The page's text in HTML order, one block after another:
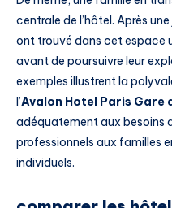
centrale de l’hôtel. Après
ont trouvé dans cet espace
avant de poursuivre leur
exemples illustrent la
l’Avalon Hotel Paris Gare
adéquatement aux besoins
professionnels aux familles
individuels.